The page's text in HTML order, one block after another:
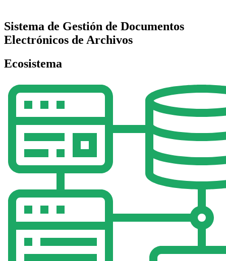
Sistema de Gestión de Documentos
Electrónicos de Archivos
Ecosistema